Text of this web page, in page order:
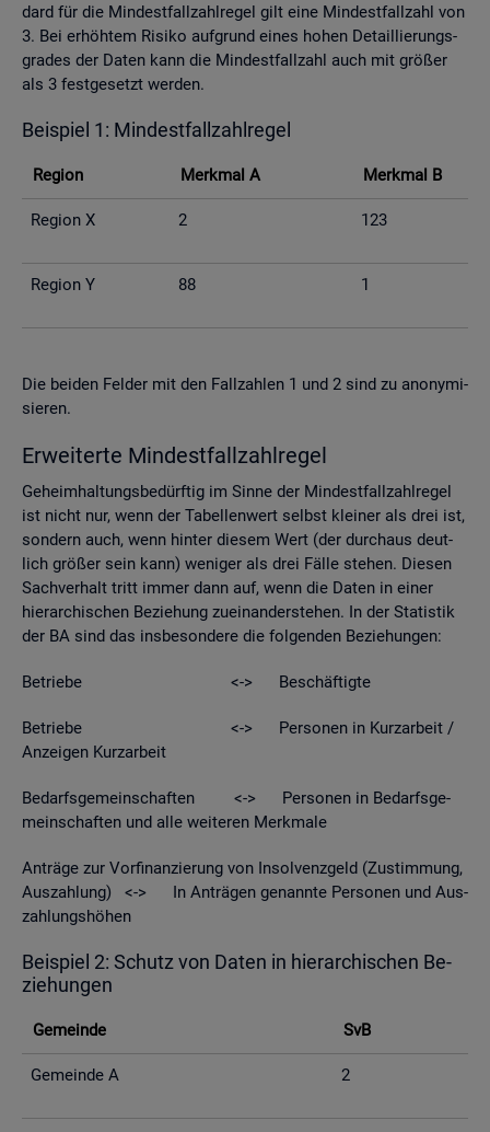
dard für die Min­dest­fall­zahl­re­gel gilt eine Min­dest­fall­zahl von
3. Bei er­höh­tem Ri­si­ko auf­grund eines hohen De­tail­lie­rungs­
gra­des der Daten kann die Min­dest­fall­zahl auch mit grö­ßer
als 3 fest­ge­setzt wer­den.
Bei­spiel 1: Min­dest­fall­zahl­re­gel
Re­gi­on Merk­mal A Merk­mal B
Re­gi­on X 2 123
Re­gi­on Y 88 1
Die bei­den Fel­der mit den Fall­zah­len 1 und 2 sind zu an­ony­mi­
sie­ren.
Er­wei­ter­te Min­dest­fall­zahl­re­gel
Ge­heim­hal­tungs­be­dürf­tig im Sinne der Min­dest­fall­zahl­re­gel
ist nicht nur, wenn der Ta­bel­len­wert selbst klei­ner als drei ist,
son­dern auch, wenn hin­ter die­sem Wert (der durch­aus deut­
lich grö­ßer sein kann) we­ni­ger als drei Fälle ste­hen. Die­sen
Sach­ver­halt tritt immer dann auf, wenn die Daten in einer
hier­ar­chi­schen Be­zie­hung zu­ein­an­der­ste­hen. In der Sta­tis­tik
der BA sind das ins­be­son­de­re die fol­gen­den Be­zie­hun­gen:
Be­trie­be <-> Be­schäf­tig­te
Be­trie­be <-> Per­so­nen in Kurz­ar­beit /
An­zei­gen Kurz­ar­beit
Be­darfs­ge­mein­schaf­ten <-> Per­so­nen in Be­darfs­ge­
mein­schaf­ten und alle wei­te­ren Merk­ma­le
An­trä­ge zur Vor­fi­nan­zie­rung von In­sol­venz­geld (Zu­stim­mung,
Aus­zah­lung) <-> In An­trä­gen ge­nann­te Per­so­nen und Aus­
zah­lungs­hö­hen
Bei­spiel 2: Schutz von Daten in hier­ar­chi­schen Be­
zie­hun­gen
Ge­mein­de SvB
Ge­mein­de A 2